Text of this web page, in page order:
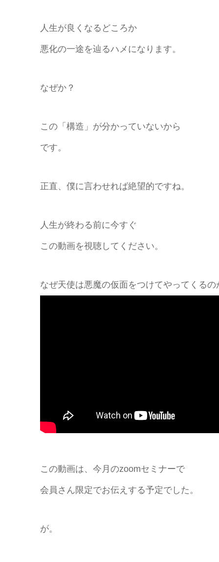
人生が良くなるどころか
悪化の一途を辿るハメになります。
なぜか？
この「構造」が分かっていないから
です。
正直、僕に言わせれば絶望的ですね。
人生が終わる前に今すぐ
この動画を視聴してください。
なぜ天使は悪魔の仮面をつけてやってくるの
この動画は、今月のzoomセミナーで
会員さん限定でお伝えする予定でした。
が。